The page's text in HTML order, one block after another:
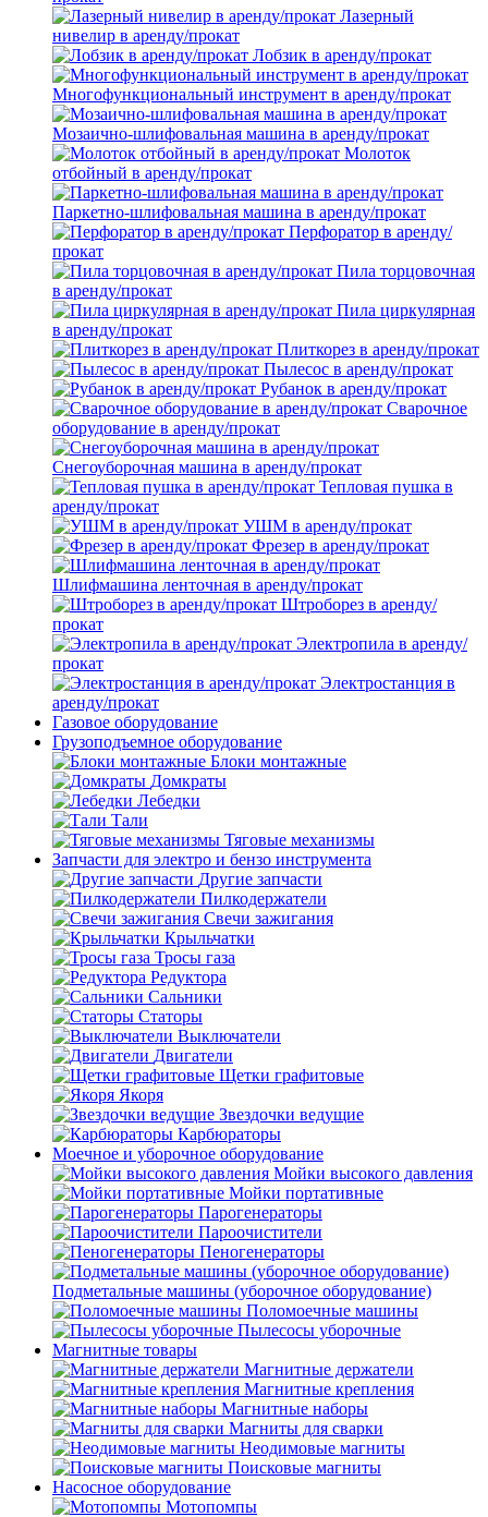
Лазерный
нивелир в аренду/прокат
Лобзик в аренду/прокат
Многофункциональный инструмент в аренду/прокат
Мозаично-шлифовальная машина в аренду/прокат
Молоток
отбойный в аренду/прокат
Паркетно-шлифовальная машина в аренду/прокат
Перфоратор в аренду/
прокат
Пила торцовочная
в аренду/прокат
Пила циркулярная
в аренду/прокат
Плиткорез в аренду/прокат
Пылесос в аренду/прокат
Рубанок в аренду/прокат
Сварочное
оборудование в аренду/прокат
Снегоуборочная машина в аренду/прокат
Тепловая пушка в
аренду/прокат
УШМ в аренду/прокат
Фрезер в аренду/прокат
Шлифмашина ленточная в аренду/прокат
Штроборез в аренду/
прокат
Электропила в аренду/
прокат
Электростанция в
аренду/прокат
Газовое оборудование
Грузоподъемное оборудование
Блоки монтажные
Домкраты
Лебедки
Тали
Тяговые механизмы
Запчасти для электро и бензо инструмента
Другие запчасти
Пилкодержатели
Свечи зажигания
Крыльчатки
Тросы газа
Редуктора
Сальники
Статоры
Выключатели
Двигатели
Щетки графитовые
Якоря
Звездочки ведущие
Карбюраторы
Моечное и уборочное оборудование
Мойки высокого давления
Мойки портативные
Парогенераторы
Пароочистители
Пеногенераторы
Подметальные машины (уборочное оборудование)
Поломоечные машины
Пылесосы уборочные
Магнитные товары
Магнитные держатели
Магнитные крепления
Магнитные наборы
Магниты для сварки
Неодимовые магниты
Поисковые магниты
Насосное оборудование
Мотопомпы